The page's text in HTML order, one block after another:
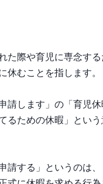
た際や育児に専念す
休むことを指します。
請します」の「育児
るための休暇」とい
請する」というのは、